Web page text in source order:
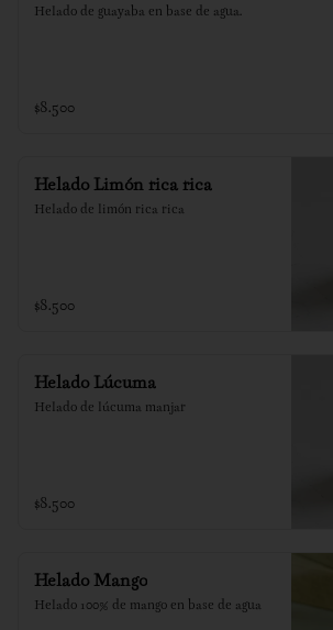
Helado de guayaba en base de agua.
$8.500
Helado Limón rica rica
Helado de limón rica rica
$8.500
Helado Lúcuma
Helado de lúcuma manjar
$8.500
Helado Mango
Helado 100% de mango en base de agua